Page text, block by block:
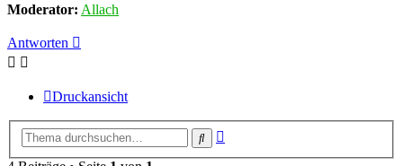
Moderator: Allach
Antworten
Druckansicht
Suche